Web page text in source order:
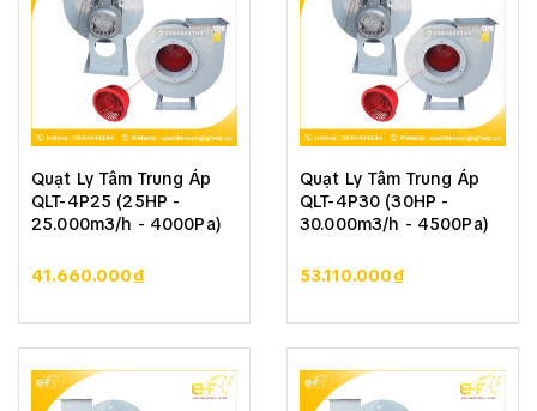
Quạt Ly Tâm Trung Áp
QLT-4P25 (25HP -
25.000m3/h - 4000Pa)
41.660.000₫
Quạt Ly Tâm Trung Áp
QLT-4P30 (30HP -
30.000m3/h - 4500Pa)
53.110.000₫